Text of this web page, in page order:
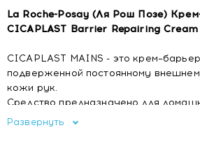
La Roche-Posay (Ля Рош Позе)
CICAPLAST Barrier Repairing
CICAPLAST MAINS - это
подверженной постоянному
кожи рук.
Средство предназначено для
профессионального использования.
Развернуть